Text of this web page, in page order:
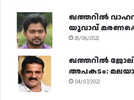
ഖത്തറിൽ
യുവാവ്
26/06/2022
ഖത്തറിൽ
അപകടം:
04/07/2022